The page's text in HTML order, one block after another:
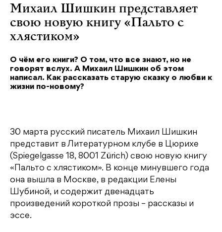
Михаил Шишкин представляет
свою новую книгу «Пальто с
хлястиком»
О чём его книги? О том, что все знают, но не
говорят вслух. А Михаил Шишкин об этом
написал. Как рассказать старую сказку о любви к
жизни по-новому?
30 марта русский писатель Михаил Шишкин
представит в Литературном клубе в Цюрихе
(Spiegelgasse 18, 8001 Zürich) свою новую книгу
«Пальто с хлястиком». В конце минувшего года
она вышла в Москве, в редакции Елены
Шубиной, и содержит двенадцать
произведений короткой прозы – рассказы и
эссе.